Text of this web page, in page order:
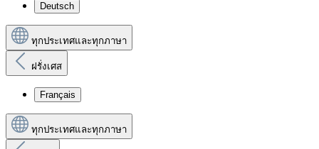
Deutsch
ทุกประเทศและทุกภาษา
ฝรั่งเศส
Français
ทุกประเทศและทุกภาษา